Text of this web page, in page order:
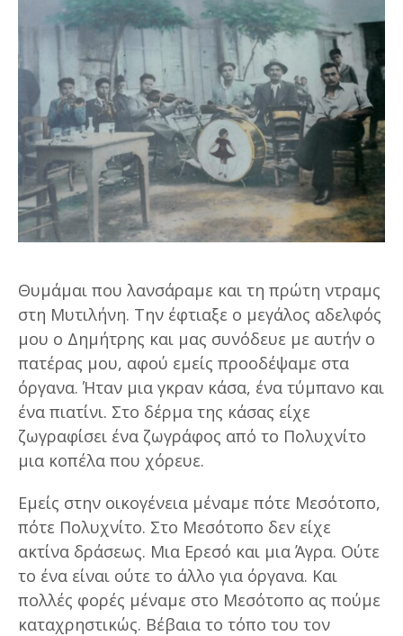
Θυμάμαι που λανσάραμε και τη πρώτη ντραμς
στη Μυτιλήνη. Την έφτιαξε ο μεγάλος αδελφός
μου ο Δημήτρης και μας συνόδευε με αυτήν ο
πατέρας μου, αφού εμείς προοδέψαμε στα
όργανα. Ήταν μια γκραν κάσα, ένα τύμπανο και
ένα πιατίνι. Στο δέρμα της κάσας είχε
ζωγραφίσει ένα ζωγράφος από το Πολυχνίτο
μια κοπέλα που χόρευε.
Εμείς στην οικογένεια μέναμε πότε Μεσότοπο,
πότε Πολυχνίτο. Στο Μεσότοπο δεν είχε
ακτίνα δράσεως. Μια Ερεσό και μια Άγρα. Ούτε
το ένα είναι ούτε το άλλο για όργανα. Και
πολλές φορές μέναμε στο Μεσότοπο ας πούμε
καταχρηστικώς. Βέβαια το τόπο του τον